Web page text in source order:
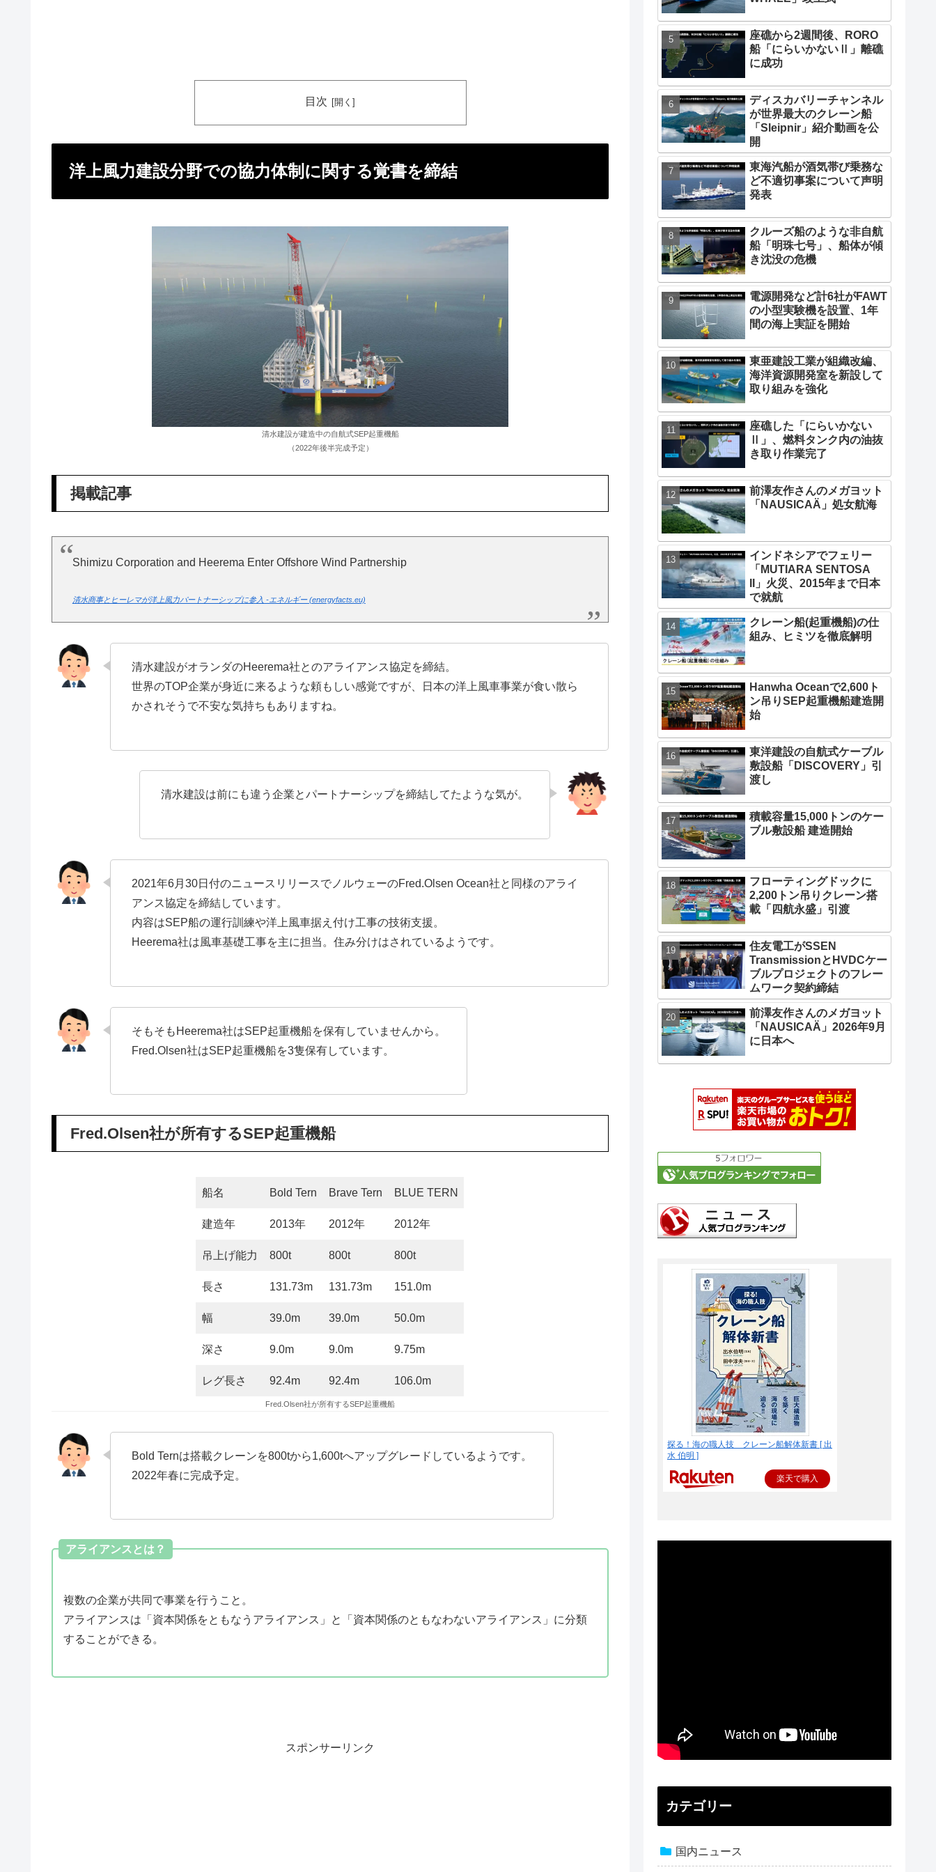
目次
洋上風力建設分野での協力体制に関する覚書を締結
清水建設が建造中の自航式SEP起重機船
（2022年後半完成予定）
掲載記事
Shimizu Corporation and Heerema Enter Offshore Wind Partnership
清水商事とヒーレマが洋上風力パートナーシップに参入 -エネルギー (energyfacts.eu)
清水建設がオランダのHeerema社とのアライアンス協定を締結。
世界のTOP企業が身近に来るような頼もしい感覚ですが、日本の洋上風車事業が食い散ら
かされそうで不安な気持ちもありますね。
清水建設は前にも違う企業とパートナーシップを締結してたような気が。
2021年6月30日付のニュースリリースでノルウェーのFred.Olsen Ocean社と同様のアライ
アンス協定を締結しています。
内容はSEP船の運行訓練や洋上風車据え付け工事の技術支援。
Heerema社は風車基礎工事を主に担当。住み分けはされているようです。
そもそもHeerema社はSEP起重機船を保有していませんから。
Fred.Olsen社はSEP起重機船を3隻保有しています。
Fred.Olsen社が所有するSEP起重機船
船名 Bold Tern Brave Tern BLUE TERN
建造年 2013年 2012年 2012年
吊上げ能力 800t 800t 800t
長さ 131.73m 131.73m 151.0m
幅 39.0m 39.0m 50.0m
深さ 9.0m 9.0m 9.75m
レグ長さ 92.4m 92.4m 106.0m
Fred.Olsen社が所有するSEP起重機船
Bold Ternは搭載クレーンを800tから1,600tへアップグレードしているようです。
2022年春に完成予定。
アライアンスとは？
複数の企業が共同で事業を行うこと。
アライアンスは「資本関係をともなうアライアンス」と「資本関係のともなわないアライアンス」に分類
することができる。
スポンサーリンク
座礁から2週間後、RORO
船「にらいかないⅡ」離礁
に成功
ディスカバリーチャンネル
が世界最大のクレーン船
「Sleipnir」紹介動画を公
開
東海汽船が酒気帯び乗務な
ど不適切事案について声明
発表
クルーズ船のような非自航
船「明珠七号」、船体が傾
き沈没の危機
電源開発など計6社がFAWT
の小型実験機を設置、1年
間の海上実証を開始
東亜建設工業が組織改編、
海洋資源開発室を新設して
取り組みを強化
座礁した「にらいかない
Ⅱ」、燃料タンク内の油抜
き取り作業完了
前澤友作さんのメガヨット
「NAUSICAÄ」処女航海
インドネシアでフェリー
「MUTIARA SENTOSA
II」火災、2015年まで日本
で就航
クレーン船(起重機船)の仕
組み、ヒミツを徹底解明
Hanwha Oceanで2,600ト
ン吊りSEP起重機船建造開
始
東洋建設の自航式ケーブル
敷設船「DISCOVERY」引
渡し
積載容量15,000トンのケー
ブル敷設船 建造開始
フローティングドックに
2,200トン吊りクレーン搭
載「四航永盛」引渡
住友電工がSSEN
TransmissionとHVDCケー
ブルプロジェクトのフレー
ムワーク契約締結
前澤友作さんのメガヨット
「NAUSICAÄ」2026年9月
に日本へ
探る！海の職人技 クレーン船解体新書 [ 出
水 伯明 ]
楽天で購入
カテゴリー
国内ニュース